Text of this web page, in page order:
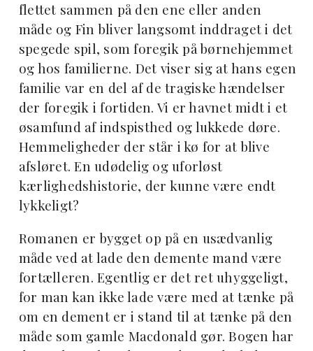
flettet sammen på den ene eller anden
måde og Fin bliver langsomt inddraget i det
spegede spil, som foregik på børnehjemmet
og hos familierne. Det viser sig at hans egen
familie var en del af de tragiske hændelser
der foregik i fortiden. Vi er havnet midt i et
øsamfund af indspisthed og lukkede døre.
Hemmeligheder der står i kø for at blive
afsløret. En udødelig og uforløst
kærlighedshistorie, der kunne være endt
lykkeligt?
Romanen er bygget op på en usædvanlig
måde ved at lade den demente mand være
fortælleren. Egentlig er det ret uhyggeligt,
for man kan ikke lade være med at tænke på
om en dement er i stand til at tænke på den
måde som gamle Macdonald gør. Bogen har